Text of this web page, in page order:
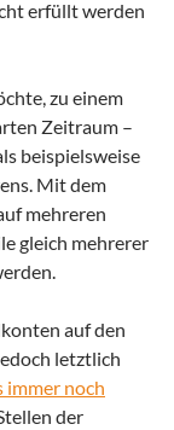
erfüllt werden
zu einem
Zeitraum –
beispielsweise
Mit dem
mehreren
gleich mehrerer
auf den
letztlich
immer noch
der